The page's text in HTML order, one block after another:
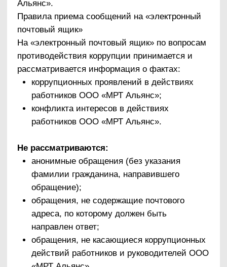
адреса, по которому должен быть
направлен ответ;
действий работников и руководителей ООО
«МРТ Альянс».
Конфиденциальность обращения
гарантируется.
Время приема обращений на «электронный
почтовый ящик»:
ящик» осуществляется ежедневно, кроме
выходных и праздничных дней, по
часов;
в пятницу с 9.00 до 16.45 часов.
306 Уголовного кодекса Российской Федерации
предусмотрена уголовная ответственность
за заведомо ложный донос о совершении
преступления.
«электронный почтовый ящик»:
manager.mrtalyans89@mail.ru
Федеральный закон о противодействии
коррупции
Памятка «Мы против коррупции в